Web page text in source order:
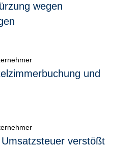
wegen
und
verstößt